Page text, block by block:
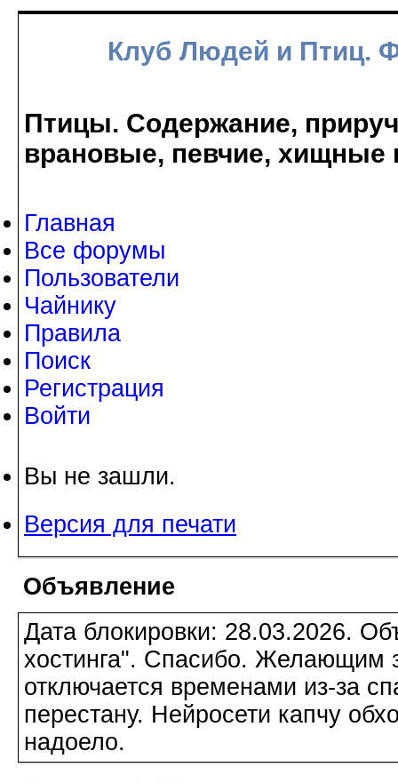
Клуб Людей и Птиц.
Птицы. Содержание,
врановые, певчие, хищные
Главная
Все форумы
Пользователи
Чайнику
Правила
Поиск
Регистрация
Войти
Вы не зашли.
Версия для печати
Объявление
Дата блокировки: 28.03.2026.
хостинга". Спасибо. Желающим
отключается временами из-за
перестану. Нейросети капчу
надоело.